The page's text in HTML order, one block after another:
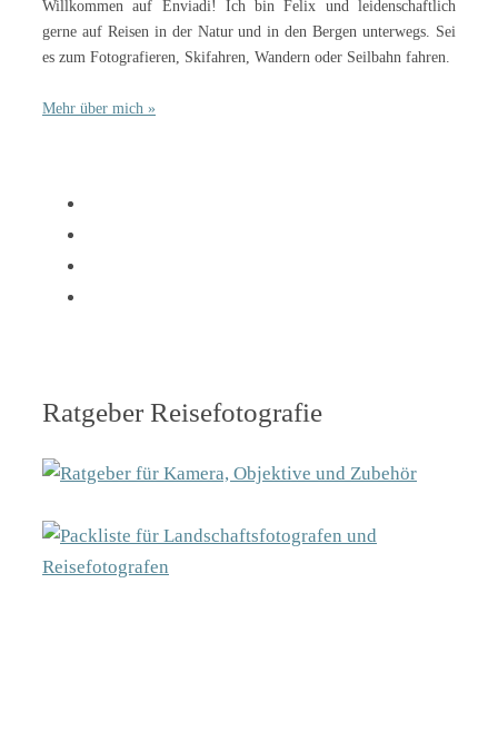
Willkommen auf Enviadi! Ich bin Felix und leidenschaftlich
gerne auf Reisen in der Natur und in den Bergen unterwegs. Sei
es zum Fotografieren, Skifahren, Wandern oder Seilbahn fahren.
Mehr über mich »
Ratgeber Reisefotografie